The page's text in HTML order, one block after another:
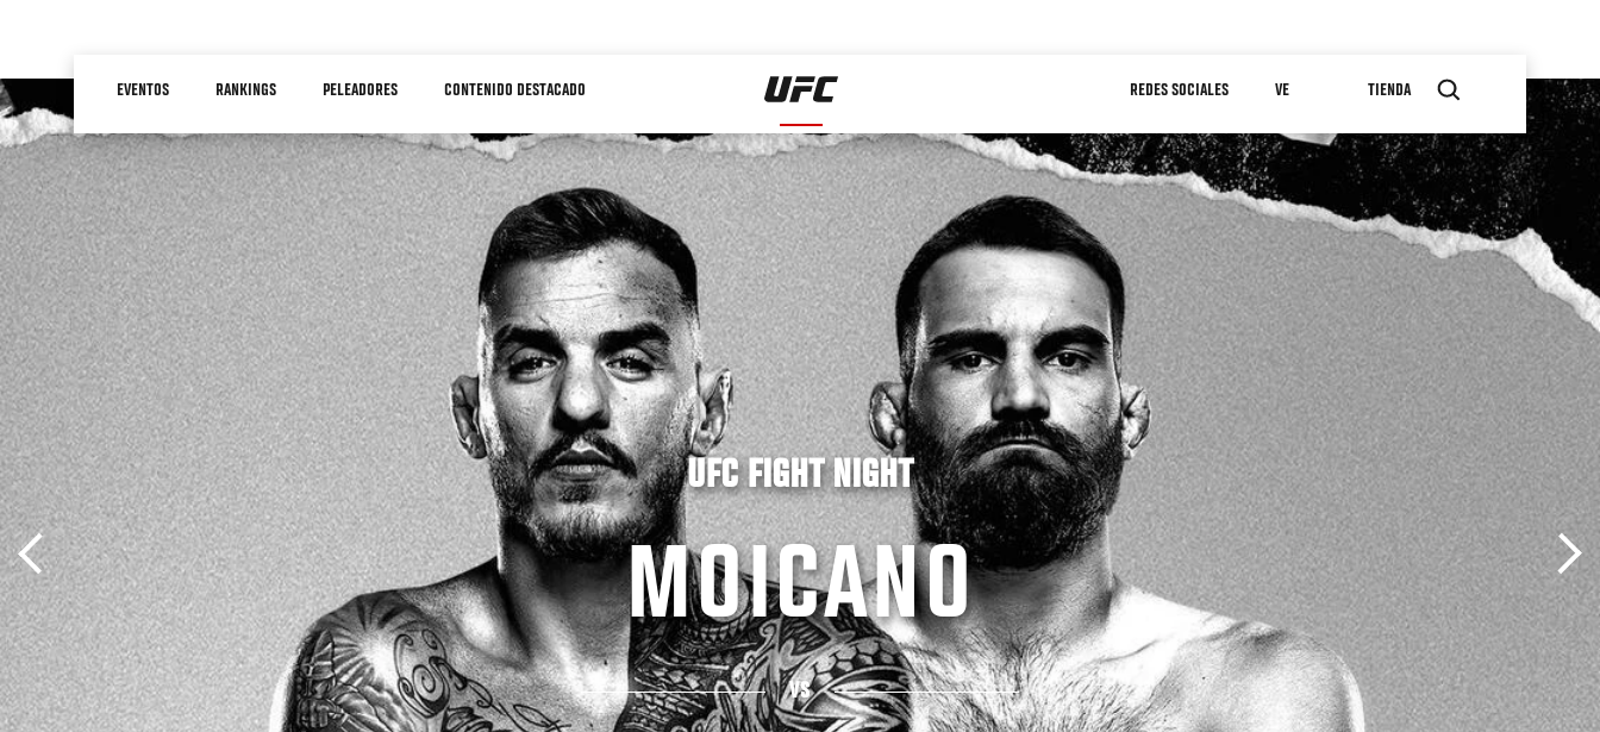
principal
navigation
EVENTOS RANKINGS PELEADORES CONTENIDO DESTACADO REDES SOCIALES VE TIENDA
UFC FIGHT NIGHT
MOICANO
VS